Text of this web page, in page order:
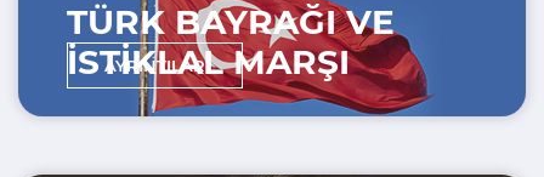
TÜRK BAYRAĞI VE
İSTİKLAL MARŞI
AYRINTILAR